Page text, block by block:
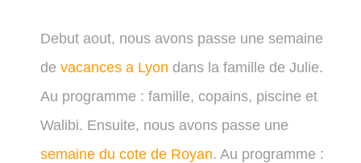
Debut aout, nous avons passe une semaine
de vacances a Lyon dans la famille de Julie.
Au programme : famille, copains, piscine et
Walibi. Ensuite, nous avons passe une
semaine du cote de Royan. Au programme :